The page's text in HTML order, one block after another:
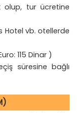
olup, tur ücretine
Hotel vb. otellerde
115 Dinar )
süresine bağlı